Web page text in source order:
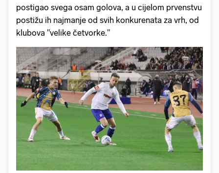
postigao svega osam golova, a u cijelom prvenstvu
postižu ih najmanje od svih konkurenata za vrh, od
klubova "velike četvorke."